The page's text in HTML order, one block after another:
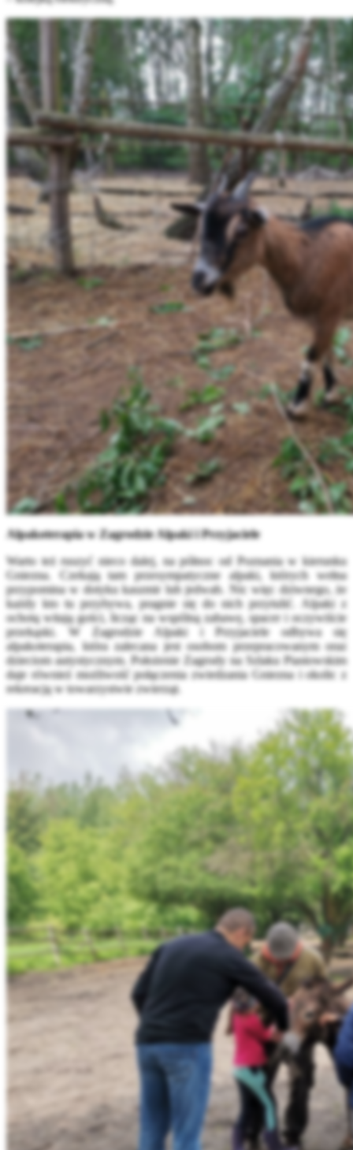
Alpakoterapia w Zagrodzie Alpaki i Przyjaciele
Warto też ruszyć nieco dalej, na północ od Poznania w kierunku
Gniezna. Czekają tam przesympatyczne alpaki, których wełna
przypomina w dotyku kaszmir lub jedwab. Nic więc dziwnego, że
każdy kto tu przybywa, pragnie się do nich przytulić. Alpaki z
ochotą witają gości, licząc na wspólną zabawę, spacer i oczywiście
przekąski. W Zagrodzie Alpaki i Przyjaciele odbywa się
alpakoterapia, która zalecana jest osobom przepracowanym oraz
dzieciom autystycznym. Położenie Zagrody na Szlaku Piastowskim
daje również możliwość połączenia zwiedzania Gniezna i okolic z
rekreacją w towarzystwie zwierząt.